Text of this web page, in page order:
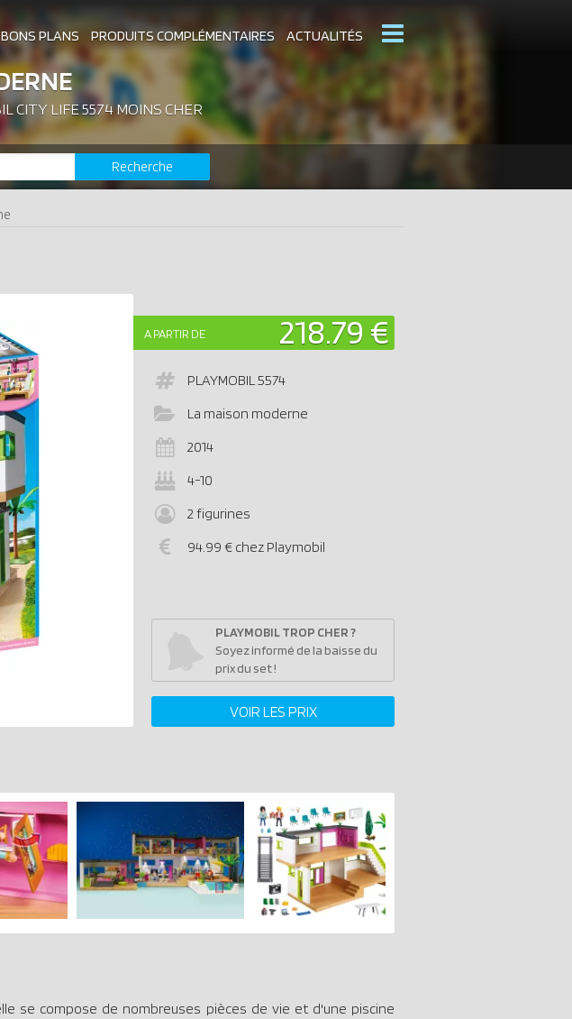
BONS PLANS PRODUITS COMPLÉMENTAIRES ACTUALITÉS
EXPOSITIONS PLAYMOBIL CATALOGUES PLAYMOBIL
LES PLUS CHERS DERNIERS PLAYMOBIL AJOUTÉS
CITY LIFE 5574 MOINS CHER
Recherche
A PARTIR DE 218.79 €
PLAYMOBIL5574
La maison moderne
2014
4-10
2 figurines
94.99 € chez Playmobil
PLAYMOBIL TROP CHER ?
Soyez informé de la baisse du
prix du set !
VOIR LES PRIX
se compose de nombreuses pièces de vie et d'une piscine